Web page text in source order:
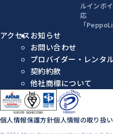
ルインボ
応
「
アクセスお知らせ
お問い合わせ
プロバイダー・レンタ
契約約款
他社商標について
個人情報保護方針個人情報の取り扱